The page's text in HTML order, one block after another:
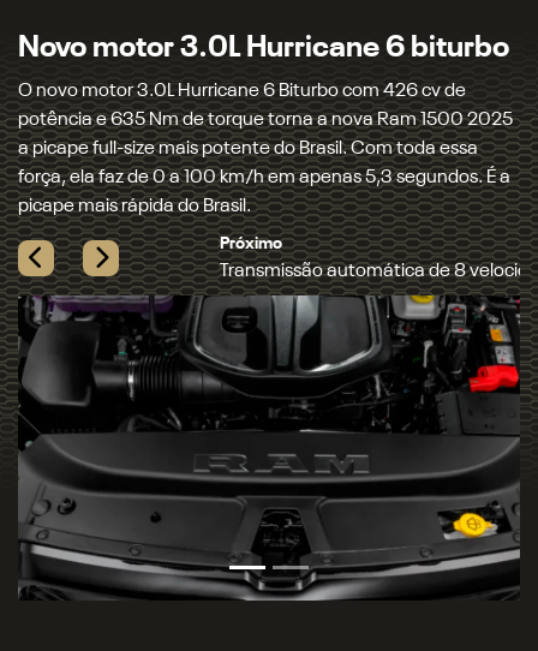
2025
É a
Transmissão automática de 8
velocidades
Uma moderna transmissão automática de 8 velocidades,
com trocas rápidas e imperceptíveis, está acoplada ao
motor Hurricane 6. Além de entregar muita performance
quando necessário, ela contribui para a redução do
consumo de combustível.
Previous Next